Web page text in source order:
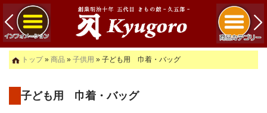
トップ» 商品 » 子供用 » 子ども用 巾着・バッグ
子ども用 巾着・バッグ